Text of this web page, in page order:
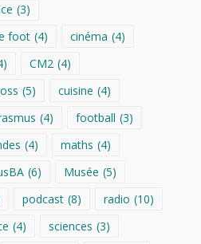
(3)
foot (4) cinéma (4)
CM2 (4)
(5) cuisine (4)
(4) football (3)
(4) maths (4)
(6) Musée (5)
podcast (8) radio (10)
(4) sciences (3)